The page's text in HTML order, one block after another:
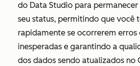
do Data Studio para
seu status, permitindo que você
rapidamente se ocorrerem erros
inesperadas e garantindo a
dos dados sendo atualizados no